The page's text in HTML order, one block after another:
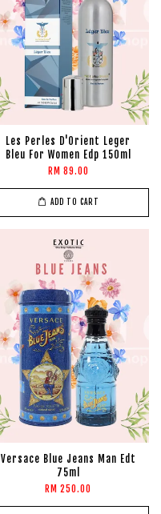
Les Perles D'Orient Leger
Bleu For Women Edp 150ml
RM 89.00
ADD TO CART
Versace Blue Jeans Man Edt
75ml
RM 250.00